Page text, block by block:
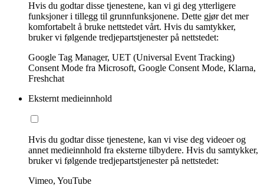
Hvis du godtar disse tjenestene, kan vi gi deg ytterligere
funksjoner i tillegg til grunnfunksjonene. Dette gjør det mer
komfortabelt å bruke nettstedet vårt. Hvis du samtykker,
bruker vi følgende tredjepartstjenester på nettstedet:
Google Tag Manager, UET (Universal Event Tracking)
Consent Mode fra Microsoft, Google Consent Mode, Klarna,
Freshchat
Eksternt medieinnhold
Hvis du godtar disse tjenestene, kan vi vise deg videoer og
annet medieinnhold fra eksterne tilbydere. Hvis du samtykker,
bruker vi følgende tredjepartstjenester på nettstedet:
Vimeo, YouTube